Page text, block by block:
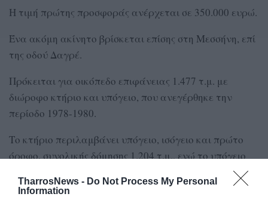
TharrosNews - Do Not Process My Personal
Information
Η τιμή πρώτης προσφοράς ανέρχεται σε 350.000 ευρώ.
Ένα ακόμη ακίνητο βρίσκεται επίσης στη Μεσσήνη, επί
της οδού Δαγρέ.
Πρόκειται για οικόπεδο επιφάνειας 1.477 τ.μ. με
διώροφο κτήριο και υπόγειο, που ανεγέρθηκε την
περίοδο 1978-1980.
Το κτήριο περιλαμβάνει υπόγειο, ισόγειο και πρώτο
όροφο, συνολικής δόμησης 1.204 τ.μ., ενώ το υπόγειο
Σύμφωνα με την έκθεση εκτίμησης, το ακίνητο